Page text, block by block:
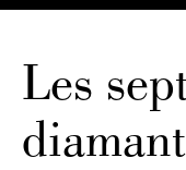
Les
diamant